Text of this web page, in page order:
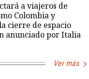
a viajeros de
Colombia y
cierre de espacio
anunciado por Italia
Ver más